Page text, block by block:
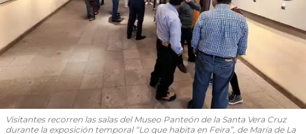
Visitantes recorren las salas del Museo Panteón de la Santa Vera Cruz
durante la exposición temporal “Lo que habita en Feira”, de María de La